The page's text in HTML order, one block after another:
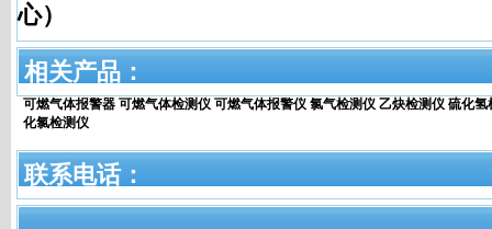
心）
相关产品：
可燃气体报警器 可燃气体检测仪 可燃气体报警仪 氯气检测仪 乙炔检测仪 硫化氢
化氯检测仪
联系电话：